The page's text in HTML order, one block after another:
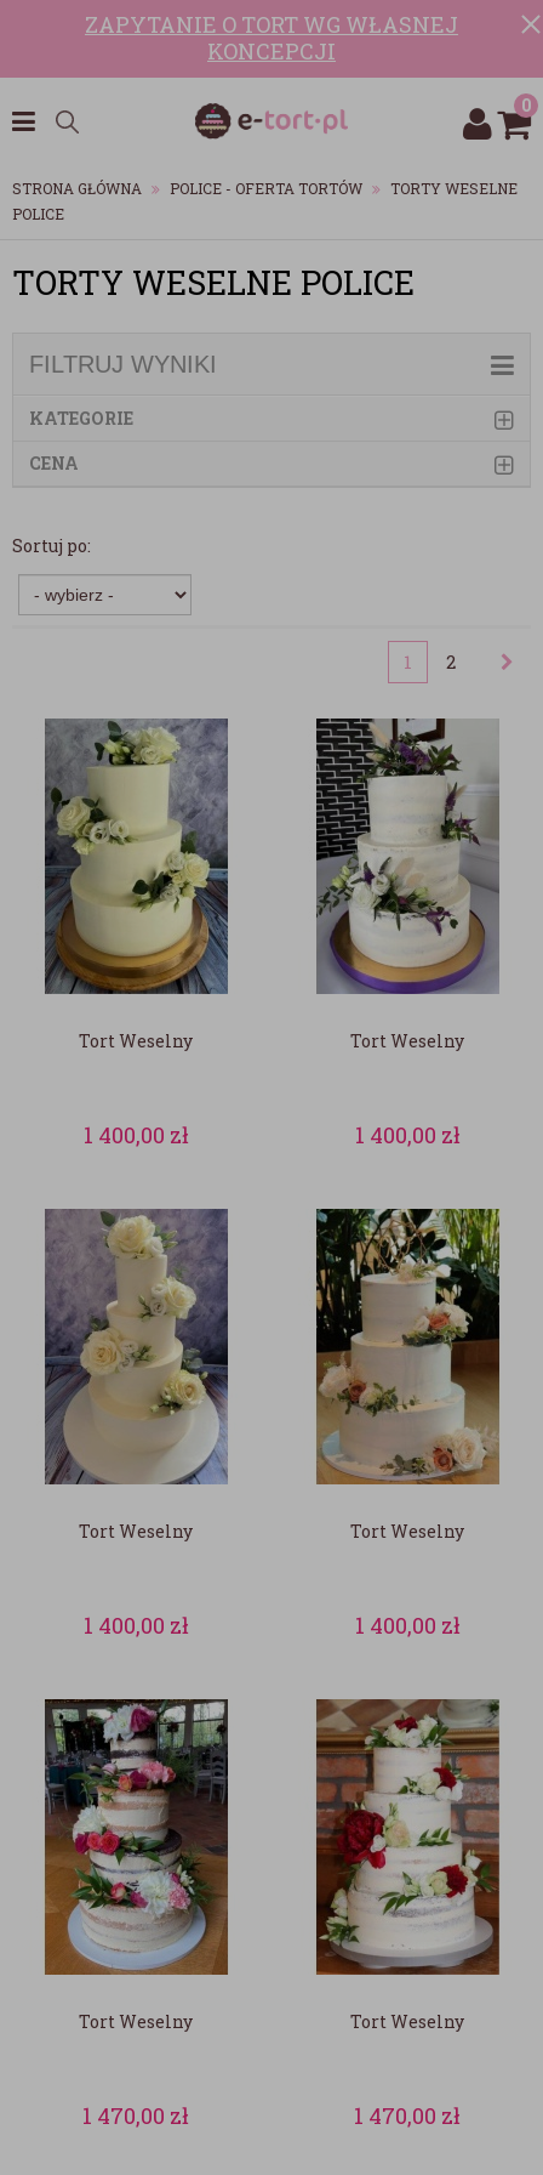
ZAPYTANIE O TORT WG WŁASNEJ
KONCEPCJI
0
STRONA GŁÓWNA POLICE - OFERTA TORTÓW
TORTY WESELNE
POLICE
TORTY WESELNE POLICE
FILTRUJ WYNIKI
KATEGORIE
CENA
Sortuj po:
1 2
Tort Weselny
1 400,00 zł
Tort Weselny
1 400,00 zł
Tort Weselny
1 400,00 zł
Tort Weselny
1 400,00 zł
Tort Weselny
1 470,00 zł
Tort Weselny
1 470,00 zł